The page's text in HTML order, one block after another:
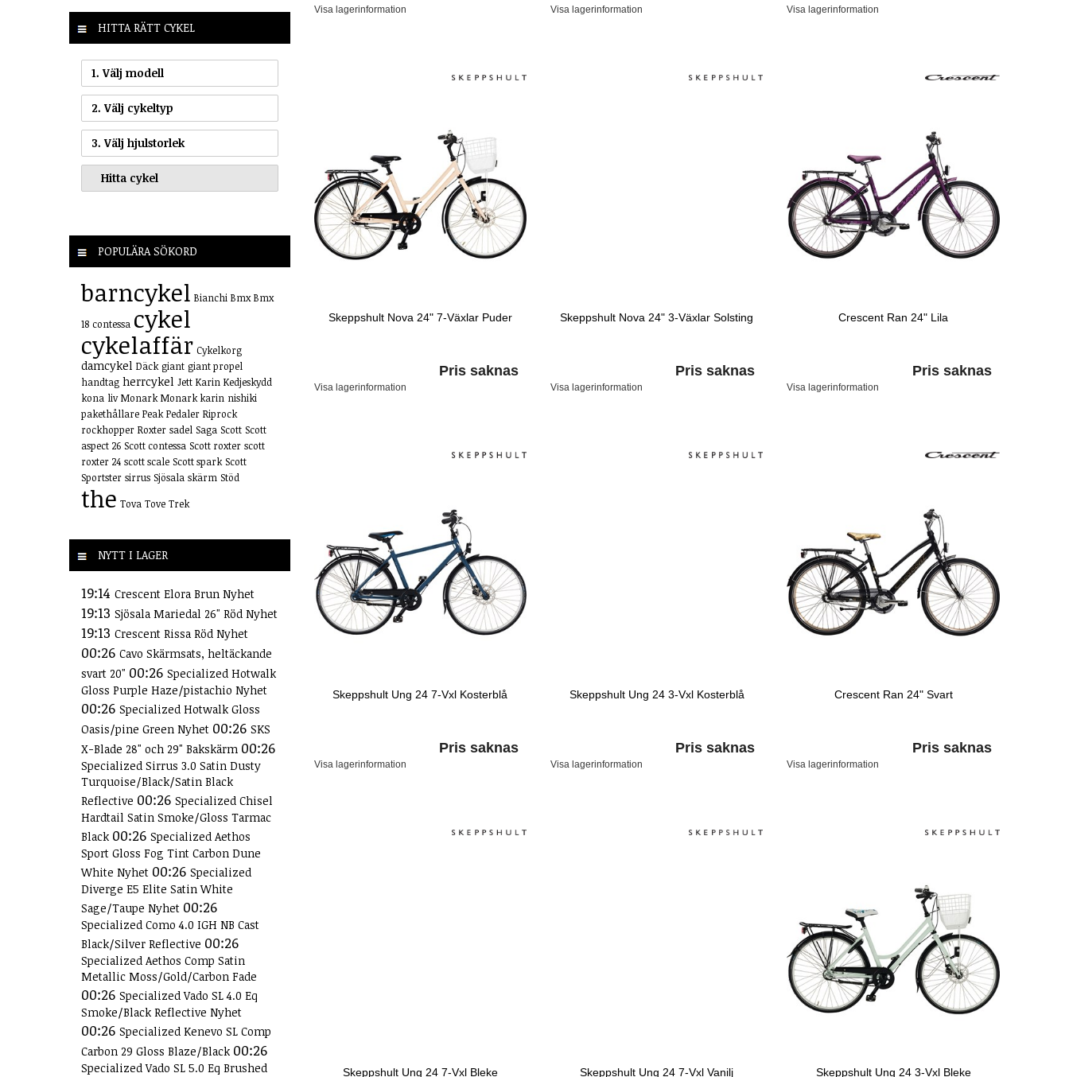
HITTA RÄTT CYKEL
1. Välj modell
2. Välj cykeltyp
3. Välj hjulstorlek
POPULÄRA SÖKORD
barncykel Bianchi Bmx Bmx
18 contessa cykel
cykelaffär Cykelkorg
damcykel Däck giant giant propel
handtag herrcykel Jett Karin Kedjeskydd
kona liv Monark Monark karin nishiki
pakethållare Peak Pedaler Riprock
rockhopper Roxter sadel Saga Scott Scott
aspect 26 Scott contessa Scott roxter scott
roxter 24 scott scale Scott spark Scott
Sportster sirrus Sjösala skärm Stöd
the Tova Tove Trek
NYTT I LAGER
19:14 Crescent Elora Brun Nyhet
19:13 Sjösala Mariedal 26" Röd Nyhet
19:13 Crescent Rissa Röd Nyhet
00:26 Cavo Skärmsats, heltäckande
svart 20" 00:26 Specialized Hotwalk
Gloss Purple Haze/pistachio Nyhet
00:26 Specialized Hotwalk Gloss
Oasis/pine Green Nyhet 00:26 SKS
X-Blade 28" och 29" Bakskärm 00:26
Specialized Sirrus 3.0 Satin Dusty
Turquoise/Black/Satin Black
Reflective 00:26 Specialized Chisel
Hardtail Satin Smoke/Gloss Tarmac
Black 00:26 Specialized Aethos
Sport Gloss Fog Tint Carbon Dune
White Nyhet 00:26 Specialized
Diverge E5 Elite Satin White
Sage/Taupe Nyhet 00:26
Specialized Como 4.0 IGH NB Cast
Black/Silver Reflective 00:26
Specialized Aethos Comp Satin
Metallic Moss/Gold/Carbon Fade
00:26 Specialized Vado SL 4.0 Eq
Smoke/Black Reflective Nyhet
00:26 Specialized Kenevo SL Comp
Carbon 29 Gloss Blaze/Black 00:26
Specialized Vado SL 5.0 Eq Brushed
Visa lagerinformation Visa lagerinformation Visa lagerinformation
Skeppshult Nova 24" 7-Växlar Puder
Pris saknas
Visa lagerinformation
Skeppshult Nova 24" 3-Växlar Solsting
Pris saknas
Visa lagerinformation
Crescent Ran 24" Lila
Pris saknas
Visa lagerinformation
Skeppshult Ung 24 7-Vxl Kosterblå
Pris saknas
Visa lagerinformation
Skeppshult Ung 24 3-Vxl Kosterblå
Pris saknas
Visa lagerinformation
Crescent Ran 24" Svart
Pris saknas
Visa lagerinformation
Skeppshult Ung 24 7-Vxl Bleke Skeppshult Ung 24 7-Vxl Vanilj Skeppshult Ung 24 3-Vxl Bleke